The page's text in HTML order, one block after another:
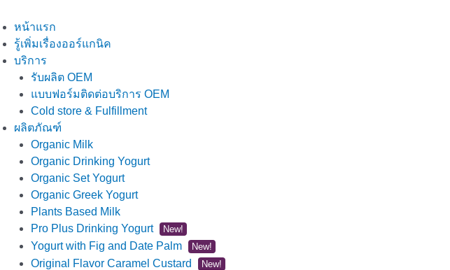
หน้าแรก
รู้เพิ่มเรื่องออร์แกนิค
บริการ
รับผลิต OEM
แบบฟอร์มติดต่อบริการ OEM
Cold store & Fulfillment
ผลิตภัณฑ์
Organic Milk
Organic Drinking Yogurt
Organic Set Yogurt
Organic Greek Yogurt
Plants Based Milk
Pro Plus Drinking Yogurt
New!
Yogurt with Fig and Date Palm New!
Original Flavor Caramel Custard New!